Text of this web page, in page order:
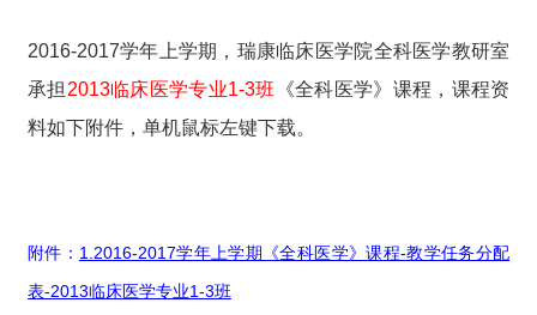
2016-2017学年上学期，瑞康临床医学院全科医学教研室
承担 2013临床医学专业1-3班 《全科医学》课程，课程资
料如下附件，单机鼠标左键下载。
附件： 1.2016-2017学年上学期《全科医学》课程-教学任务分配
表-2013临床医学专业1-3班